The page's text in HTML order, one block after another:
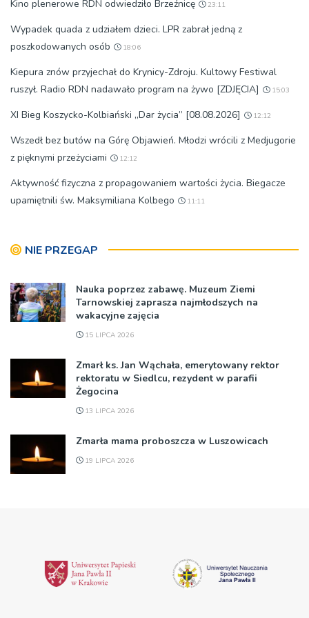
Kino plenerowe RDN odwiedziło Brzeźnicę 23:11
Wypadek quada z udziałem dzieci. LPR zabrał jedną z
poszkodowanych osób
18:06
Kiepura znów przyjechał do Krynicy-Zdroju. Kultowy Festiwal
ruszył. Radio RDN nadawało program na żywo [ZDJĘCIA]
15:03
XI Bieg Koszycko-Kolbiański „Dar życia” [08.08.2026] 12:12
Wszedł bez butów na Górę Objawień. Młodzi wrócili z Medjugorie
z pięknymi przeżyciami
12:12
Aktywność fizyczna z propagowaniem wartości życia. Biegacze
upamiętnili św. Maksymiliana Kolbego
11:11
NIE PRZEGAP
Nauka poprzez zabawę. Muzeum Ziemi
Tarnowskiej zaprasza najmłodszych na
wakacyjne zajęcia
15 LIPCA 2026
Zmarł ks. Jan Wąchała, emerytowany rektor
rektoratu w Siedlcu, rezydent w parafii
Żegocina
13 LIPCA 2026
Zmarła mama proboszcza w Luszowicach
19 LIPCA 2026